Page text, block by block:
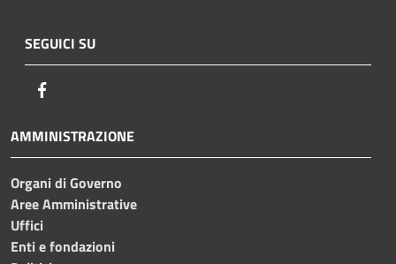
SEGUICI SU
AMMINISTRAZIONE
Organi di Governo
Aree Amministrative
Uffici
Enti e fondazioni